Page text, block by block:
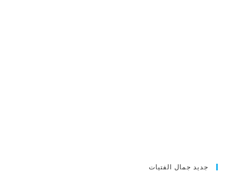
جديد جمال الفتيات